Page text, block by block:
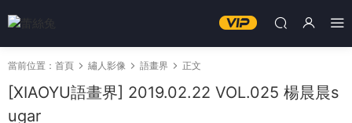
當前位置： 首頁 繡人影像 語畫界 正文
[XIAOYU語畫界] 2019.02.22 VOL.025 楊晨晨s
ugar